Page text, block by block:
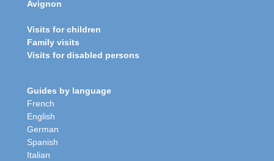
Avignon
Visits for children
Family visits
Visits for disabled persons
Guides by language
French
English
German
Spanish
Italian